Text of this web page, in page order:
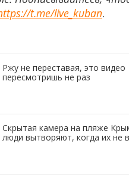
t.me/live_kuban.
Ржу не переставая, это видео
пересмотришь не раз
Скрытая камера на пляже
люди вытворяют, когда их не